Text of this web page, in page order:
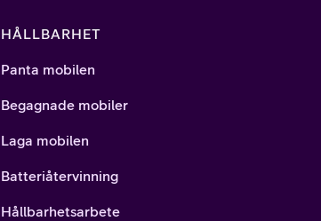
HÅLLBARHET
Panta mobilen
Begagnade mobiler
Laga mobilen
Batteriåtervinning
Hållbarhetsarbete